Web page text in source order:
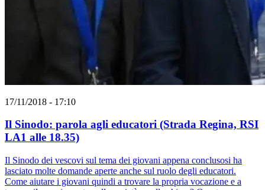
17/11/2018 - 17:10
Il Sinodo: parola agli educatori (Strada Regina, RSI
LA1 alle 18.35)
Il Sinodo dei vescovi sul tema dei giovani appena conclusosi ha
lasciato molte domande aperte anche sul ruolo degli educatori.
Come aiutare i giovani quindi a trovare la propria vocazione e a